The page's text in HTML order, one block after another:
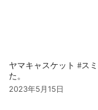
ヤマキャスケット #ス
た。
2023年5月15日